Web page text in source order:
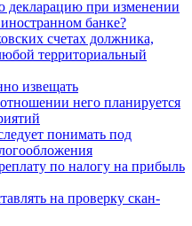
декларацию при изменении
банке?
счетах должника,
территориальный
извещать
него планируется
понимать под
по налогу на прибыль
на проверку скан-